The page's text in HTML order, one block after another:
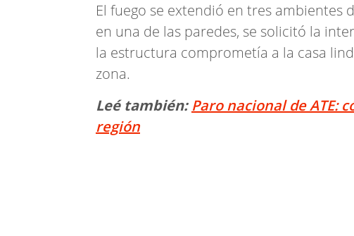
El fuego se extendió en tres ambientes
en una de las paredes, se solicitó la
la estructura comprometía a la casa
zona.
Leé también: Paro nacional de ATE:
región